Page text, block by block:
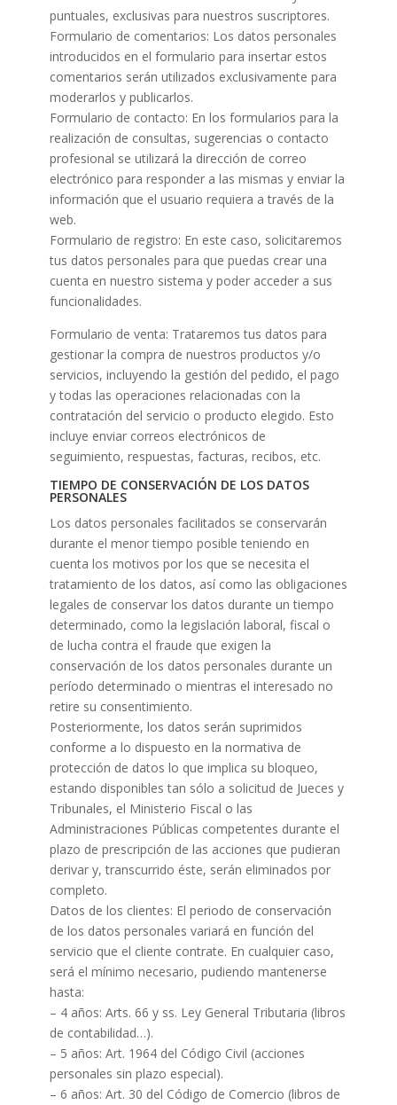
puntuales, exclusivas para nuestros suscriptores.
Formulario de comentarios: Los datos personales
introducidos en el formulario para insertar estos
comentarios serán utilizados exclusivamente para
moderarlos y publicarlos.
Formulario de contacto: En los formularios para la
realización de consultas, sugerencias o contacto
profesional se utilizará la dirección de correo
electrónico para responder a las mismas y enviar la
información que el usuario requiera a través de la
web.
Formulario de registro: En este caso, solicitaremos
tus datos personales para que puedas crear una
cuenta en nuestro sistema y poder acceder a sus
funcionalidades.
Formulario de venta: Trataremos tus datos para
gestionar la compra de nuestros productos y/o
servicios, incluyendo la gestión del pedido, el pago
y todas las operaciones relacionadas con la
contratación del servicio o producto elegido. Esto
incluye enviar correos electrónicos de
seguimiento, respuestas, facturas, recibos, etc.
TIEMPO DE CONSERVACIÓN DE LOS DATOS
PERSONALES
Los datos personales facilitados se conservarán
durante el menor tiempo posible teniendo en
cuenta los motivos por los que se necesita el
tratamiento de los datos, así como las obligaciones
legales de conservar los datos durante un tiempo
determinado, como la legislación laboral, fiscal o
de lucha contra el fraude que exigen la
conservación de los datos personales durante un
período determinado o mientras el interesado no
retire su consentimiento.
Posteriormente, los datos serán suprimidos
conforme a lo dispuesto en la normativa de
protección de datos lo que implica su bloqueo,
estando disponibles tan sólo a solicitud de Jueces y
Tribunales, el Ministerio Fiscal o las
Administraciones Públicas competentes durante el
plazo de prescripción de las acciones que pudieran
derivar y, transcurrido éste, serán eliminados por
completo.
Datos de los clientes: El periodo de conservación
de los datos personales variará en función del
servicio que el cliente contrate. En cualquier caso,
será el mínimo necesario, pudiendo mantenerse
hasta:
– 4 años: Arts. 66 y ss. Ley General Tributaria (libros
de contabilidad…).
– 5 años: Art. 1964 del Código Civil (acciones
personales sin plazo especial).
– 6 años: Art. 30 del Código de Comercio (libros de